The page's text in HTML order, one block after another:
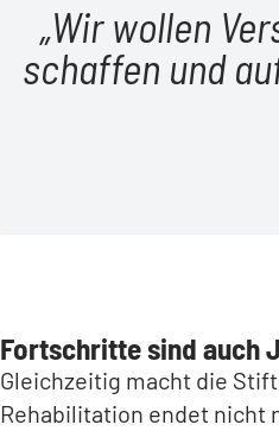
Wir wollen
schaffen und
Fortschritte sind auch
Gleichzeitig macht die
Rehabilitation endet nicht